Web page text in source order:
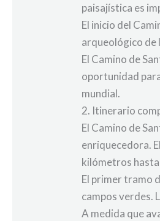
paisajística es
El inicio del
arqueológico de
El Camino de
oportunidad
mundial.
2. Itinerario
El Camino de
enriquecedora.
kilómetros
El primer tramo
campos verdes.
A medida que